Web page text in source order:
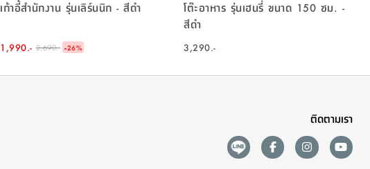
เก้าอี้สำนักงาน รุ่นเลิร์นนิก - สีดำ
1,990.- 2,690.- -26%
โต๊ะอาหาร รุ่นเฮนรี่ ขนาด 150 ซม. -
สีดำ
3,290.-
ติดตามเรา